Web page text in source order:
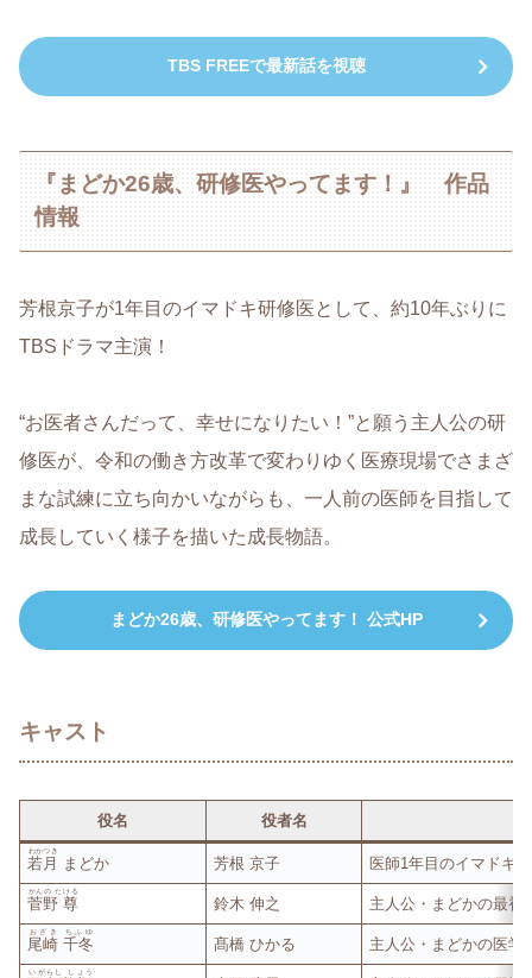
TBS FREEで最新話を視聴
『まどか26歳、研修医やってます！』 作品
情報
芳根京子が1年目のイマドキ研修医として、約10年ぶりに
TBSドラマ主演！
“お医者さんだって、幸せになりたい！”と願う主人公の研
修医が、令和の働き方改革で変わりゆく医療現場でさまざ
まな試練に立ち向かいながらも、一人前の医師を目指して
成長していく様子を描いた成長物語。
まどか26歳、研修医やってます！ 公式HP
キャスト
役名 役者名
若月
わかつき
まどか 芳根 京子 医師1年目のイマドキ
菅野 尊
かんの たける
鈴木 伸之 主人公・まどかの最初
尾崎 千冬
おざき ちふゆ
髙橋 ひかる 主人公・まどかの医学
いがらし しょう